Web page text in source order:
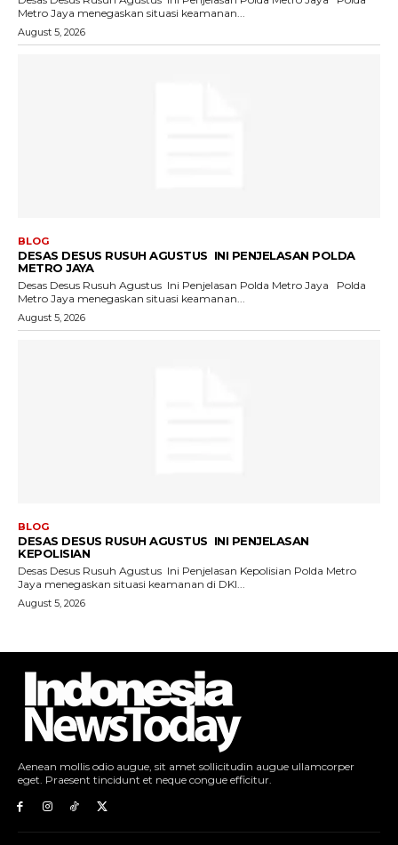
Aenean mollis odio augue, sit amet sollicitudin augue ullamcorper
eget. Praesent tincidunt et neque congue efficitur.